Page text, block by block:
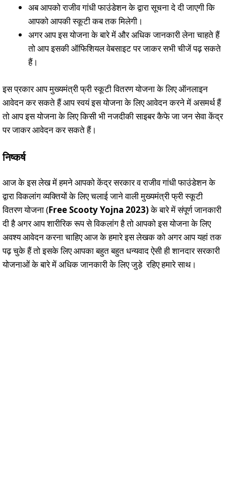
अब आपको राजीव गांधी फाउंडेशन के द्वारा सूचना दे दी जाएगी कि
आपको आपकी स्कूटी कब तक मिलेगी।
अगर आप इस योजना के बारे में और अधिक जानकारी लेना चाहते हैं
तो आप इसकी ऑफिशियल वेबसाइट पर जाकर सभी चीजें पढ़ सकते
हैं।
इस प्रकार आप मुख्यमंत्री फ्री स्कूटी वितरण योजना के लिए ऑनलाइन
आवेदन कर सकते हैं आप स्वयं इस योजना के लिए आवेदन करने में असमर्थ हैं
तो आप इस योजना के लिए किसी भी नजदीकी साइबर कैफे जा जन सेवा केंद्र
पर जाकर आवेदन कर सकते हैं।
निष्कर्ष
आज के इस लेख में हमने आपको केंद्र सरकार व राजीव गांधी फाउंडेशन के
द्वारा विकलांग व्यक्तियों के लिए चलाई जाने वाली मुख्यमंत्री फ्री स्कूटी
वितरण योजना (Free Scooty Yojna 2023)के बारे में संपूर्ण जानकारी
दी है अगर आप शारीरिक रूप से विकलांग है तो आपको इस योजना के लिए
अवश्य आवेदन करना चाहिए आज के हमारे इस लेखक को अगर आप यहां तक
पढ़ चुके हैं तो इसके लिए आपका बहुत बहुत धन्यवाद ऐसी ही शानदार सरकारी
योजनाओं के बारे में अधिक जानकारी के लिए जुड़े रहिए हमारे साथ।